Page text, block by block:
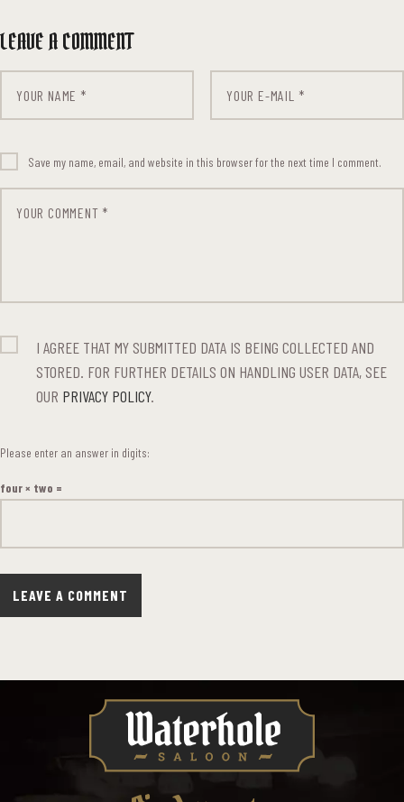
LEAVE A COMMENT
Save my name, email, and website in this browser for the next time I comment.
I AGREE THAT MY SUBMITTED DATA IS BEING COLLECTED AND
STORED. FOR FURTHER DETAILS ON HANDLING USER DATA, SEE
OUR PRIVACY POLICY.
Please enter an answer in digits:
four × two =